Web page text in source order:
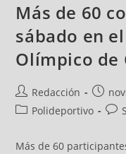
Más de 60
sábado en
Olímpico de
Redacción
Polideportivo
Más de 60